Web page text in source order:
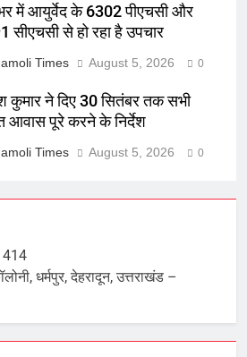
में आयुर्वेद के 6302 पीएचसी और
सीएचसी से हो रहा है उपचार
Times August 5, 2026 0
कुमार ने दिए 30 सितंबर तक सभी
आवास पूरे करने के निर्देश
Times August 5, 2026 0
धर्मपुर, देहरादून, उत्तराखंड –